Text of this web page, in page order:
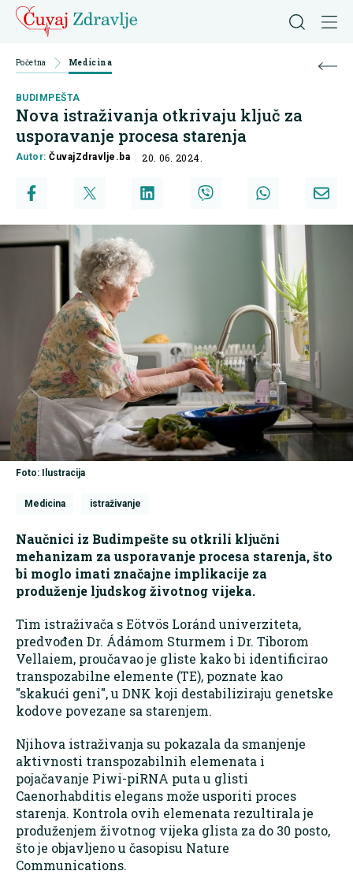
Početna Medicina
BUDIMPEŠTA
Nova istraživanja otkrivaju ključ za
usporavanje procesa starenja
Autor:ČuvajZdravlje.ba 20. 06. 2024.
Foto: Ilustracija
Medicina istraživanje
Naučnici iz Budimpešte su otkrili ključni
mehanizam za usporavanje procesa starenja, što
bi moglo imati značajne implikacije za
produženje ljudskog životnog vijeka.
Tim istraživača s Eötvös Loránd univerziteta,
predvođen Dr. Ádámom Sturmem i Dr. Tiborom
Vellaiem, proučavao je gliste kako bi identificirao
transpozabilne elemente (TE), poznate kao
"skakući geni", u DNK koji destabiliziraju genetske
kodove povezane sa starenjem.
Njihova istraživanja su pokazala da smanjenje
aktivnosti transpozabilnih elemenata i
pojačavanje Piwi-piRNA puta u glisti
Caenorhabditis elegans može usporiti proces
starenja. Kontrola ovih elemenata rezultirala je
produženjem životnog vijeka glista za do 30 posto,
što je objavljeno u časopisu Nature
Communications.